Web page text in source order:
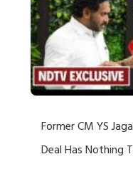
Former CM YS
Deal Has Nothing